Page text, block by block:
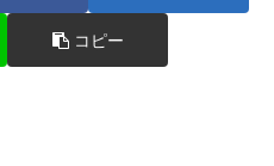
コピー